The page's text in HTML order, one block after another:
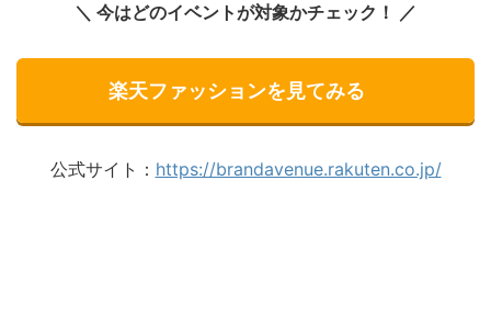
＼ 今はどのイベントが対象かチェック！ ／
楽天ファッションを見てみる
公式サイト： https://brandavenue.rakuten.co.jp/